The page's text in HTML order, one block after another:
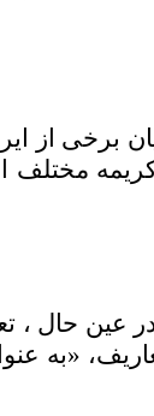
است که خدای متعال پس
کریمه
عین حال ،
«به